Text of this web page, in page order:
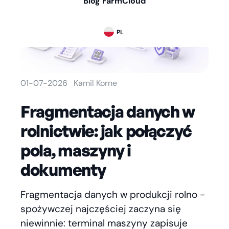
PL
01-07-2026 Kamil Korne
Fragmentacja danych w
rolnictwie: jak połączyć
pola, maszyny i
dokumenty
Fragmentacja danych w produkcji rolno -
spożywczej najczęściej zaczyna się
niewinnie: terminal maszyny zapisuje